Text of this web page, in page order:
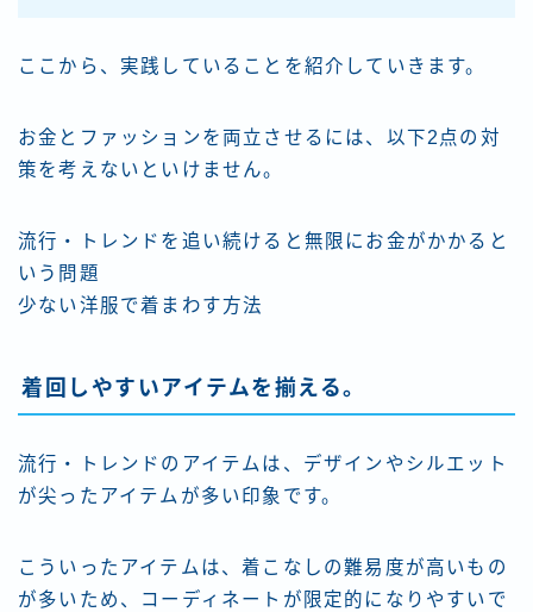
ここから、実践していることを紹介していきます。
お金とファッションを両立させるには、以下2点の対
策を考えないといけません。
流行・トレンドを追い続けると無限にお金がかかると
いう問題
少ない洋服で着まわす方法
着回しやすいアイテムを揃える。
流行・トレンドのアイテムは、デザインやシルエット
が尖ったアイテムが多い印象です。
こういったアイテムは、着こなしの難易度が高いもの
が多いため、コーディネートが限定的になりやすいで